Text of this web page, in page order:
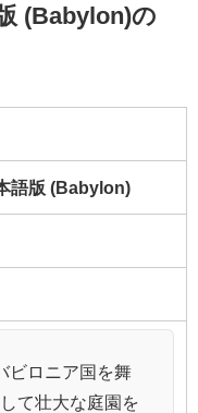
(Babylon)の
語版 (Babylon)
ビロニア国を舞
て壮大な庭園を